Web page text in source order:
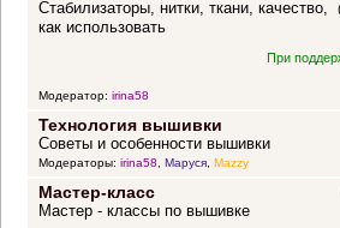
Стабилизаторы, нитки, ткани, качество,
как использовать
При
Модератор: irina58
Технология вышивки
Советы и особенности вышивки
Модераторы: irina58, Маруся, Mazzy
Мастер-класс
Мастер - классы по вышивке